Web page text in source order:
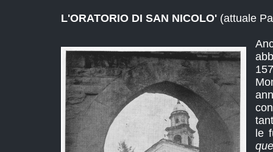
L'ORATORIO DI SAN NICOLO' (attuale
le